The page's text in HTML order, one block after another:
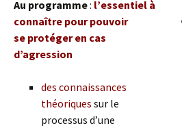
Au programme: l’essentiel à
connaître pour pouvoir
se protéger en cas
d’agression
des connaissances
théoriques sur le
processus d’une